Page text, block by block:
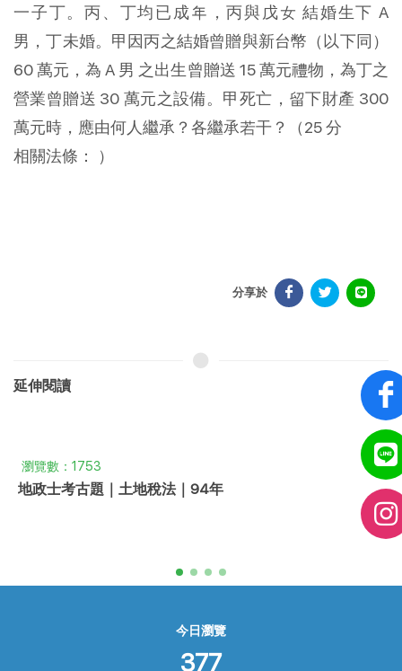
一子丁。丙、丁均已成年，丙與戊女 結婚生下 A
男，丁未婚。甲因丙之結婚曾贈與新台幣（以下同）
60 萬元，為 A 男 之出生曾贈送 15 萬元禮物，為丁之
營業曾贈送 30 萬元之設備。甲死亡，留下財產 300
萬元時，應由何人繼承？各繼承若干？（25 分
相關法條： ）
分享於
延伸閱讀
瀏覽數：1753
地政士考古題｜土地稅法｜94年
今日瀏覽
377